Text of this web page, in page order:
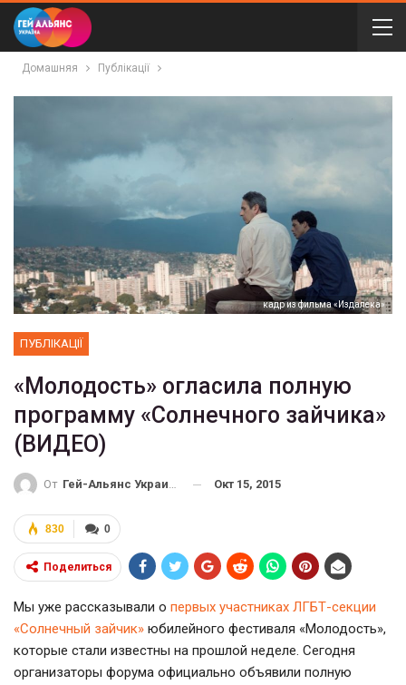
Домашняя Публікації
кадр из фильма «Издалека»
ПУБЛІКАЦІЇ
«Молодость» огласила полную
программу «Солнечного зайчика»
(ВИДЕО)
От Гей-Альянс Украина Окт 15, 2015
0
830
Поделиться
Мы уже рассказывали о первых участниках ЛГБТ-секции
«Солнечный зайчик» юбилейного фестиваля «Молодость»,
которые стали известны на прошлой неделе. Сегодня
организаторы форума официально объявили полную